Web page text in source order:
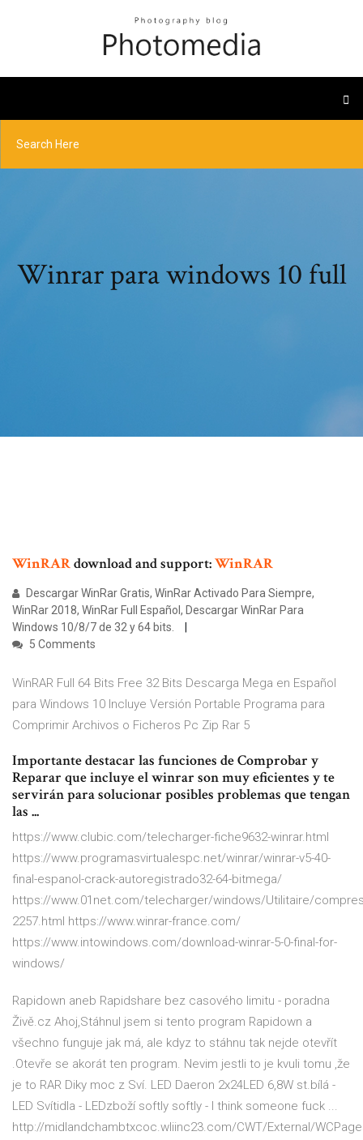
Winrar para windows 10 full
WinRARdownload and support:WinRAR
Descargar WinRar Gratis, WinRar Activado Para Siempre,
WinRar 2018, WinRar Full Español, Descargar WinRar Para
Windows 10/8/7 de 32 y 64 bits.
5 Comments
WinRAR Full 64 Bits Free 32 Bits Descarga Mega en Español
para Windows 10 Incluye Versión Portable Programa para
Comprimir Archivos o Ficheros Pc Zip Rar 5
Importante destacar las funciones de Comprobar y
Reparar que incluye el winrar son muy eficientes y te
servirán para solucionar posibles problemas que tengan
las ...
https://www.clubic.com/telecharger-fiche9632-winrar.html
https://www.programasvirtualespc.net/winrar/winrar-v5-40-
final-espanol-crack-autoregistrado32-64-bitmega/
https://www.01net.com/telecharger/windows/Utilitaire/
2257.html https://www.winrar-france.com/
https://www.intowindows.com/download-winrar-5-0-final-for-
windows/
Rapidown aneb Rapidshare bez casového limitu - poradna
Živě.cz Ahoj,Stáhnul jsem si tento program Rapidown a
všechno funguje jak má, ale kdyz to stáhnu tak nejde otevřít
.Otevře se akorát ten program. Nevim jestli to je kvuli tomu ,že
je to RAR Diky moc z Sví. LED Daeron 2x24LED 6,8W st.bílá -
LED Svítidla - LEDzboží softly softly - I think someone fuck ...
http://midlandchambtxcoc.wliinc23.com/CWT/External/